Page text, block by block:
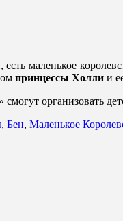
маленькое
принцессы Холли и
организовать
, Бен, Маленькое